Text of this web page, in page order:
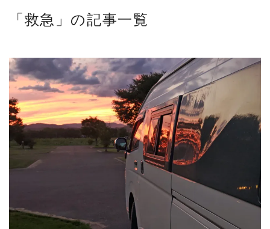
「救急」の記事一覧
READ MORE